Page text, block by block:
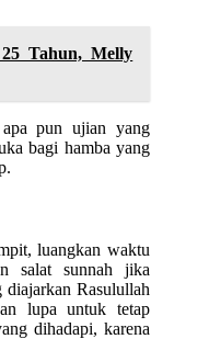
Tahun, Melly
pun ujian yang
bagi hamba yang
luangkan waktu
salat sunnah jika
diajarkan Rasulullah
lupa untuk tetap
dihadapi, karena